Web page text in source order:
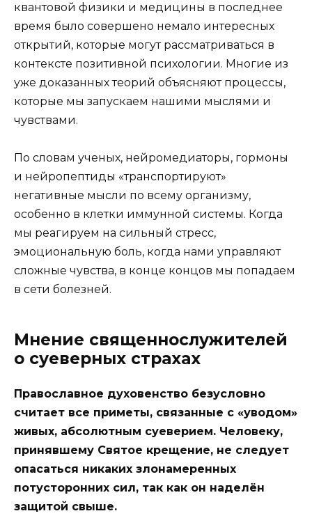
квантовой физики и медицины в последнее
время было совершено немало интересных
открытий, которые могут рассматриваться в
контексте позитивной психологии. Многие из
уже доказанных теорий объясняют процессы,
которые мы запускаем нашими мыслями и
чувствами.
По словам ученых, нейромедиаторы, гормоны
и нейропептиды «транспортируют»
негативные мысли по всему организму,
особенно в клетки иммунной системы. Когда
мы реагируем на сильный стресс,
эмоциональную боль, когда нами управляют
сложные чувства, в конце концов мы попадаем
в сети болезней.
Мнение священнослужителей
о суеверных страхах
Православное духовенство безусловно
считает все приметы, связанные с «уводом»
живых, абсолютным суеверием. Человеку,
принявшему Святое крещение, не следует
опасаться никаких злонамеренных
потусторонних сил, так как он наделён
защитой свыше.